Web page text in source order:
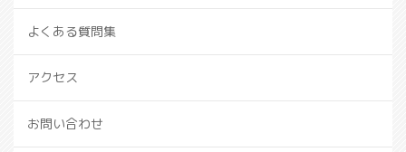
よくある質問集
アクセス
お問い合わせ